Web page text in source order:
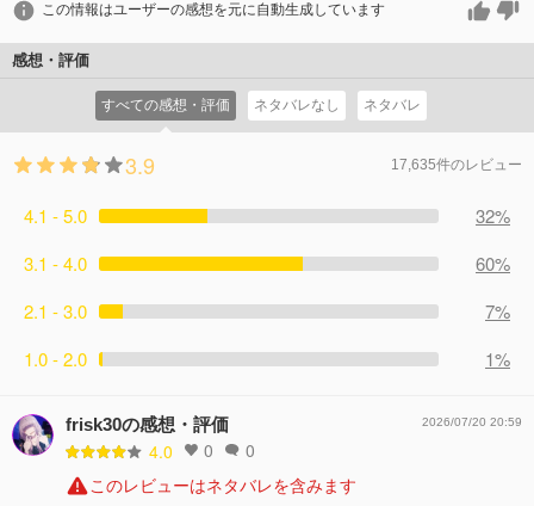
この情報はユーザーの感想を元に自動生成しています
感想・評価
すべての感想・評価 ネタバレなし ネタバレ
3.9 17,635件のレビュー
4.1 - 5.0
32%
3.1 - 4.0
60%
2.1 - 3.0
7%
1.0 - 2.0
1%
frisk30の感想・評価
4.0 0 0
2026/07/20 20:59
このレビューはネタバレを含みます